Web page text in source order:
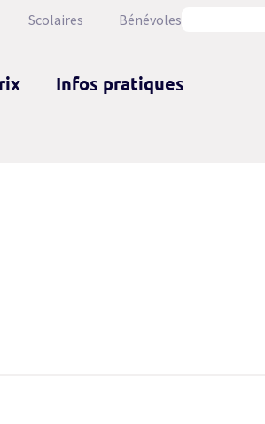
Scolaires Bénévoles
Infos pratiques